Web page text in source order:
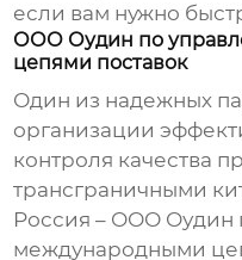
если вам нужно
ООО Оудин по
цепями поставок
Один из надежных
организации
контроля качества
трансграничными
Россия – ООО Оудин
международными